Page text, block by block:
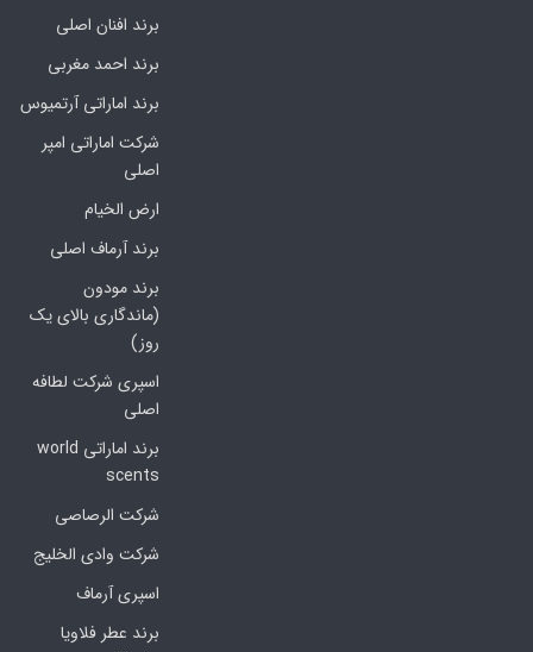
برند افنان اصلی
برند احمد مغربی
برند اماراتی آرتمیوس
شرکت اماراتی امپر
اصلی
ارض الخیام
برند آرماف اصلی
برند مودون
(ماندگاری بالای یک
روز)
اسپری شرکت لطافه
اصلی
برند اماراتی world
scents
شرکت الرصاصی
شرکت وادی الخلیج
اسپری آرماف
برند عطر فلاویا